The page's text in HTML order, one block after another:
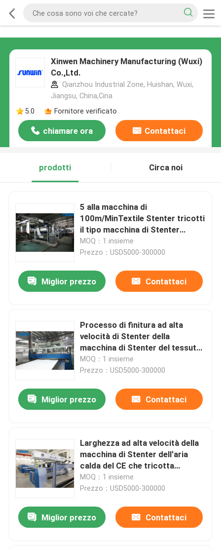
Xinwen Machinery Manufacturing (Wuxi)
Co.,Ltd.
Qianzhou Industrial Zone, Huishan, Wuxi,
Jiangsu, China,Cina
5.0
Fornitore verificato
chiamare ora Contattaci
prodotti Circa noi
5 alla macchina di
100m/MinTextile Stenter tricotti
il tipo macchina di Stenter
dell'aria calda del vapore
MOQ：1 insieme
Prezzo：USD5000-300000
Miglior prezzo Contattaci
Processo di finitura ad alta
velocità di Stenter della
macchina di Stenter del tessuto
dell'olio termico del poliestere
MOQ：1 insieme
Prezzo：USD5000-300000
Miglior prezzo Contattaci
Larghezza ad alta velocità della
macchina di Stenter dell'aria
calda del CE che tricotta
tessuto che finisce 2400mm
MOQ：1 insieme
Prezzo：USD5000-300000
Miglior prezzo Contattaci